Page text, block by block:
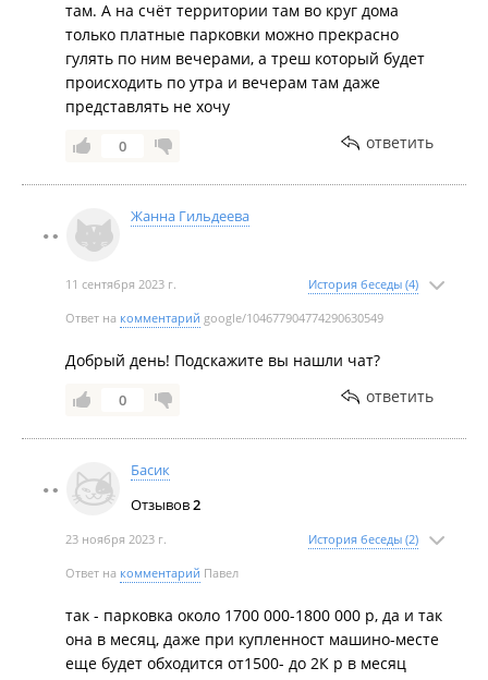
там. А на счёт территории там во круг дома
только платные парковки можно прекрасно
гулять по ним вечерами, а треш который будет
происходить по утра и вечерам там даже
представлять не хочу
0 ответить
Жанна Гильдеева
11 сентября 2023 г. История беседы (4)
Ответ на комментарий google/104677904774290630549
Добрый день! Подскажите вы нашли чат?
0 ответить
Басик
Отзывов2
23 ноября 2023 г. История беседы (2)
Ответ на комментарий Павел
так - парковка около 1700 000-1800 000 р, да и так
она в месяц, даже при купленност машино-месте
еще будет обходится от1500- до 2К р в месяц